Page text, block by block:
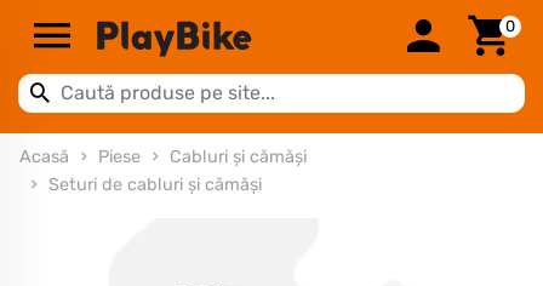
0
Acasă Piese
Cabluri și cămăși
Seturi de cabluri și cămăși